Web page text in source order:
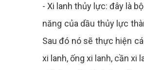
- Xi lanh thủy lực: đây là
năng của dầu thủy lực
Sau đó nó sẽ thực hiện
xi lanh, ống xi lanh, cần xi